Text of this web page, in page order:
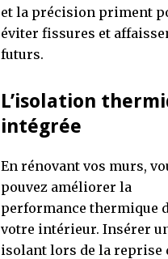
et la précision priment
éviter fissures et
futurs.
L’isolation
intégrée
En rénovant vos murs,
pouvez améliorer la
performance thermique
votre intérieur. Insérer
isolant lors de la reprise